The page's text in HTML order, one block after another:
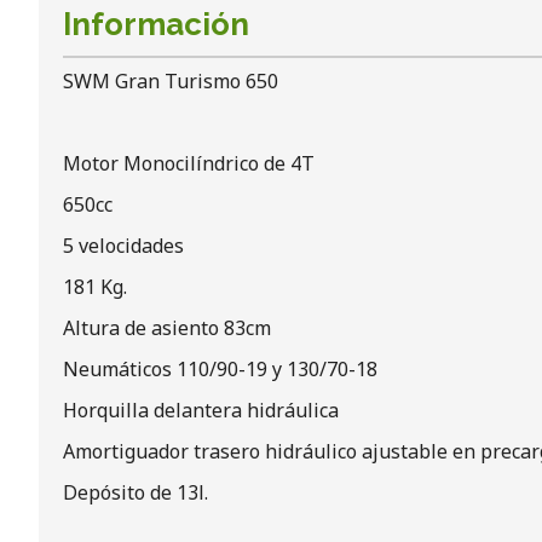
Información
SWM Gran Turismo 650
Motor Monocilíndrico de 4T
650cc
5 velocidades
181 Kg.
Altura de asiento 83cm
Neumáticos 110/90-19 y 130/70-18
Horquilla delantera hidráulica
Amortiguador trasero hidráulico ajustable en
Depósito de 13l.